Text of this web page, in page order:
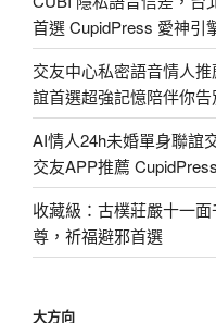
首選 CupidPress 愛神引
交友中心私密語音情人
誼首選超強記憶陪伴你告
AI情人24h未婚單身聯誼
交友APP推薦
收藏級：古樸莊嚴十一
尊，祈福避邪首選
大方向